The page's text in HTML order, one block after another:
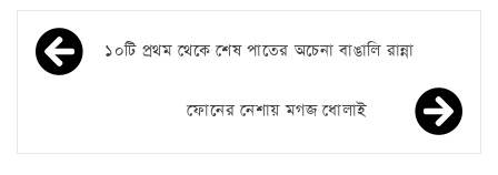
১০টি প্রথম থেকে শেষ পাতের অচেনা বাঙালি রান্না
ফোনের নেশায় মগজ ধোলাই